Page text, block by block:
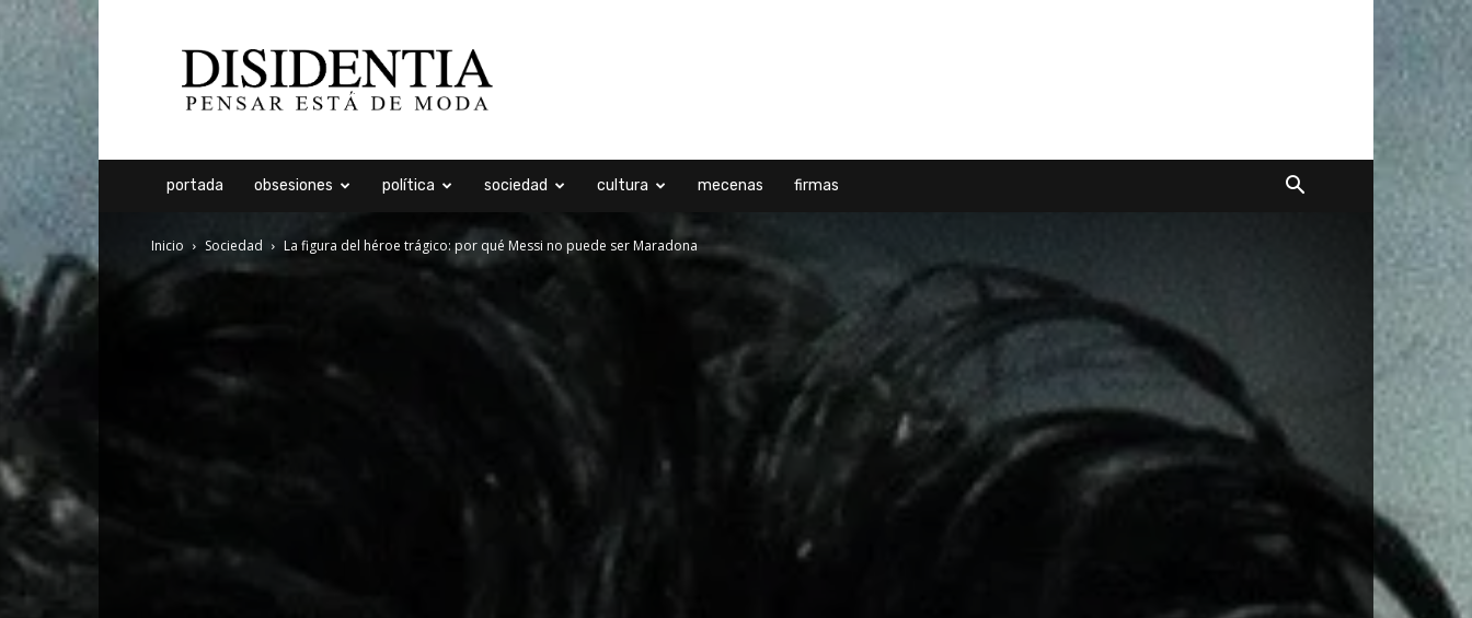
portada obsesiones política sociedad cultura mecenas firmas
Inicio Sociedad La figura del héroe trágico: por qué Messi no puede ser Maradona